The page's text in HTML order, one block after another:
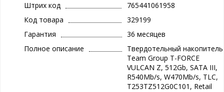
Штрих код
765441061958
Код товара
329199
Гарантия
36 месяцев
Полное описание
Твердотельный накопитель
Team Group T-FORCE
VULCAN Z, 512Gb, SATA III,
R540Mb/s, W470Mb/s, TLC,
T253TZ512G0C101, Retail